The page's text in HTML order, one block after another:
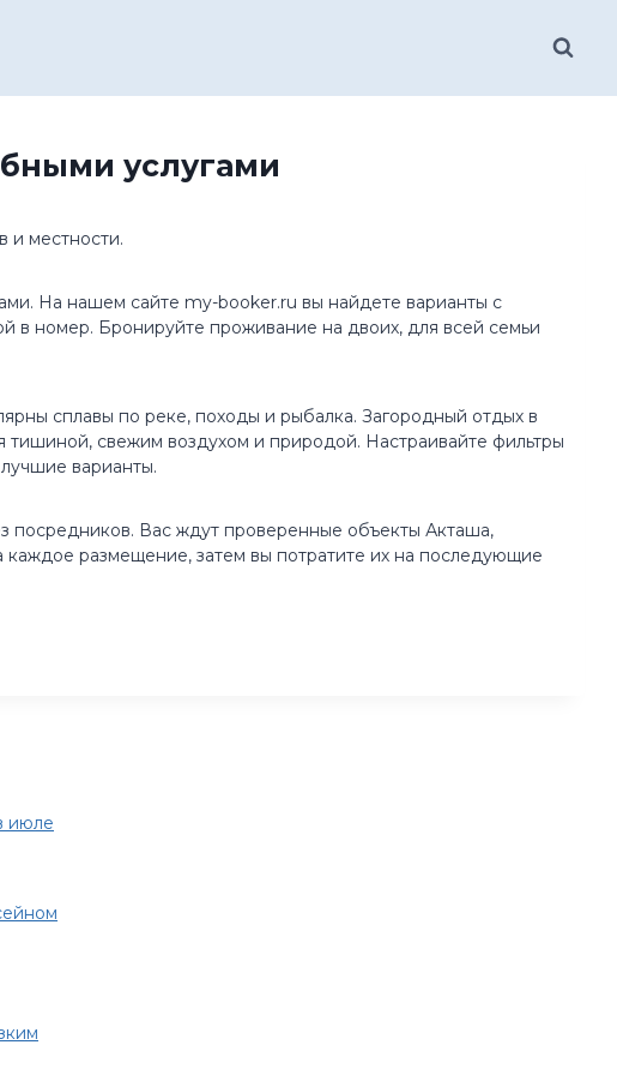
услугами
и местности.
На нашем сайте my-booker.ru вы найдете варианты с
в номер. Бронируйте проживание на двоих, для всей семьи
сплавы по реке, походы и рыбалка. Загородный отдых в
тишиной, свежим воздухом и природой. Настраивайте фильтры
варианты.
посредников. Вас ждут проверенные объекты Акташа,
размещение, затем вы потратите их на последующие
июле